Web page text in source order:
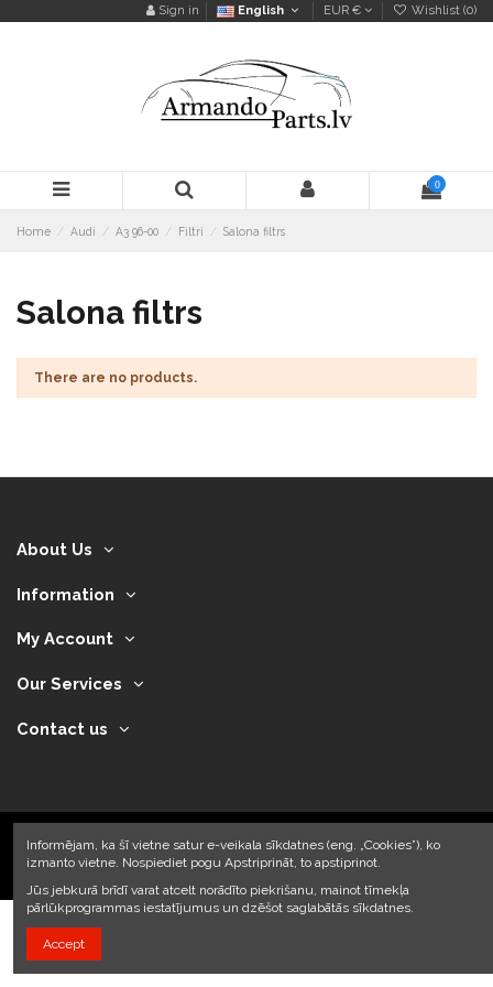
Sign in English EUR € Wishlist (0)
0
Home Audi A3 96-00 Filtri Salona filtrs
Salona filtrs
There are no products.
About Us
Information
My Account
Our Services
Contact us
2024 © Armando Auto SIA
Informējam, ka šī vietne satur e-veikala sīkdatnes (eng. „Cookies”), ko
izmanto vietne. Nospiediet pogu Apstriprināt, to apstiprinot.
Jūs jebkurā brīdī varat atcelt norādīto piekrišanu, mainot tīmekļa
pārlūkprogrammas iestatījumus un dzēšot saglabātās sīkdatnes.
Accept